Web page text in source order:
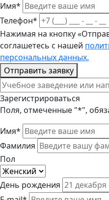
Имя*
Телефон*
Нажимая на кнопку
соглашетесь с нашей
персональных данных.
Отправить заявку
Зарегистрироваться
Поля, отмеченные "*",
Имя*
Фамилия
Пол
День рождения